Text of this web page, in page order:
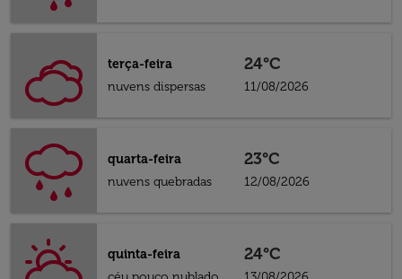
terça-feira
nuvens dispersas
24°C
11/08/2026
quarta-feira
nuvens quebradas
23°C
12/08/2026
quinta-feira
24°C